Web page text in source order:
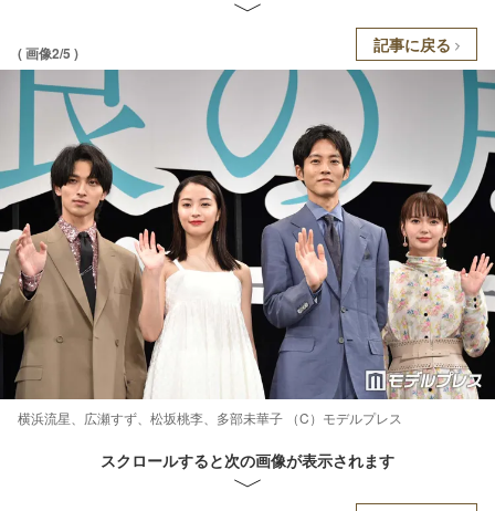
( 画像2/5 ) 記事に戻る
横浜流星、広瀬すず、松坂桃李、多部未華子 （C）モデルプレス
スクロールすると次の画像が表示されます